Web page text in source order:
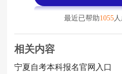
最近已帮助1055
相关内容
宁夏自考本科报名官网入口